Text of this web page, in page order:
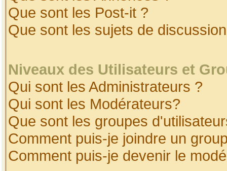
Que sont les Post-it ?
Que sont les sujets de
Niveaux des Utilisateurs et
Qui sont les Administrateurs ?
Qui sont les Modérateurs?
Que sont les groupes
Comment puis-je joindre un
Comment puis-je devenir le